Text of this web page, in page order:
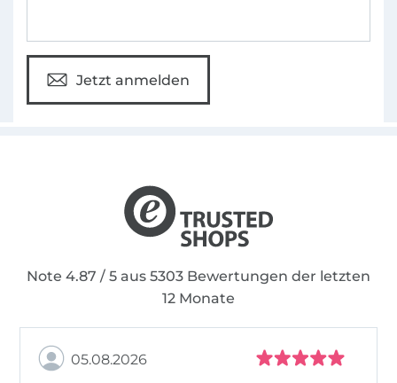
Jetzt anmelden
Note 4.87 / 5 aus 5303 Bewertungen der letzten
12 Monate
05.08.2026